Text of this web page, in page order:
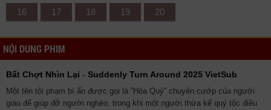
16 17 18 19 20
NỘI DUNG PHIM
Bất Chợt Nhìn Lại - Suddenly Turn Around 2025 VietSub
Một tên tội phạm bí ẩn được gọi là ‟Hỏa Quỷ‟ chuyên cướp của người
giàu để giúp đỡ người nghèo, trong khi một người thừa kế quý tộc điều